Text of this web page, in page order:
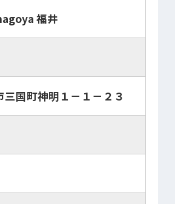
福井
国町神明１－１－２３